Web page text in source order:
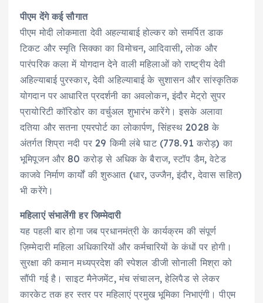
पीएम देंगे कई सौगात
पीएम मोदी लोकमाता देवी अहल्याबाई होल्कर को समर्पित डाक
टिकट और स्मृति सिक्का का विमोचन, आदिवासी, लोक और
पारंपरिक कला में योगदान देने वाली महिलाओं को राष्ट्रीय देवी
अहिल्याबाई पुरस्कार, देवी अहिल्याबाई के सुशासन और सांस्कृतिक
योगदान पर आधारित प्रदर्शनी का अवलोकन, इंदौर मेट्रो सुपर
प्रायोरिटी कॉरिडोर का वर्चुअल शुभारंभ करेंगे। इसके अलावा
दतिया और सतना एयरपोर्ट का लोकार्पण, सिंहस्थ 2028 के
अंतर्गत शिप्रा नदी पर 29 किमी लंबे घाट (778.91 करोड़) का
भूमिपूजन और 80 करोड़ से अधिक के बैराज, स्टॉप डैम, वेटेड
काजवे निर्माण कार्यों की शुरुआत (धार, उज्जैन, इंदौर, देवास सहित)
भी करेंगे।
महिलाएं संभालेंगी हर जिम्मेदारी
यह पहली बार होगा जब प्रधानमंत्री के कार्यक्रम की संपूर्ण
ज़िम्मेदारी महिला अधिकारियों और कर्मचारियों के कंधों पर होगी।
सुरक्षा की कमान मध्यप्रदेश की स्पेशल डीजी सोनाली मिश्रा को
सौंपी गई है। साइट मैनेजमेंट, मंच संचालन, हेलिपैड से लेकर
कारकेट तक हर स्तर पर महिलाएं प्रमुख भूमिका निभाएंगी। पीएम